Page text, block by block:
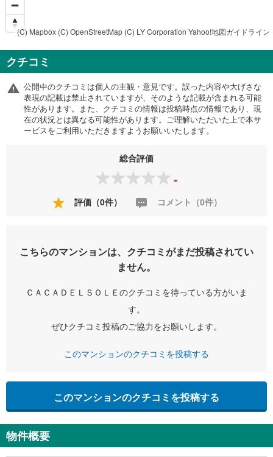
(C) Mapbox (C) OpenStreetMap (C) LY Corporation Yahoo!地図ガイドライン
クチコミ
公開中のクチコミは個人の主観・意見です。誤った内容や大げさな
表現の記載は禁止されていますが、そのような記載が含まれる可能
性があります。また、クチコミの情報は投稿時点の情報であり、現
在の状況とは異なる可能性があります。ご理解いただいた上で本サ
ービスをご利用いただきますようお願いいたします。
総合評価
-
評価（0件） コメント（0件）
こちらのマンションは、クチコミがまだ投稿されてい
ません。
ＣＡＣＡＤＥＬＳＯＬＥのクチコミを待っている方がいま
す。
ぜひクチコミ投稿のご協力をお願いします。
このマンションのクチコミを投稿する
このマンションのクチコミを投稿する
物件概要